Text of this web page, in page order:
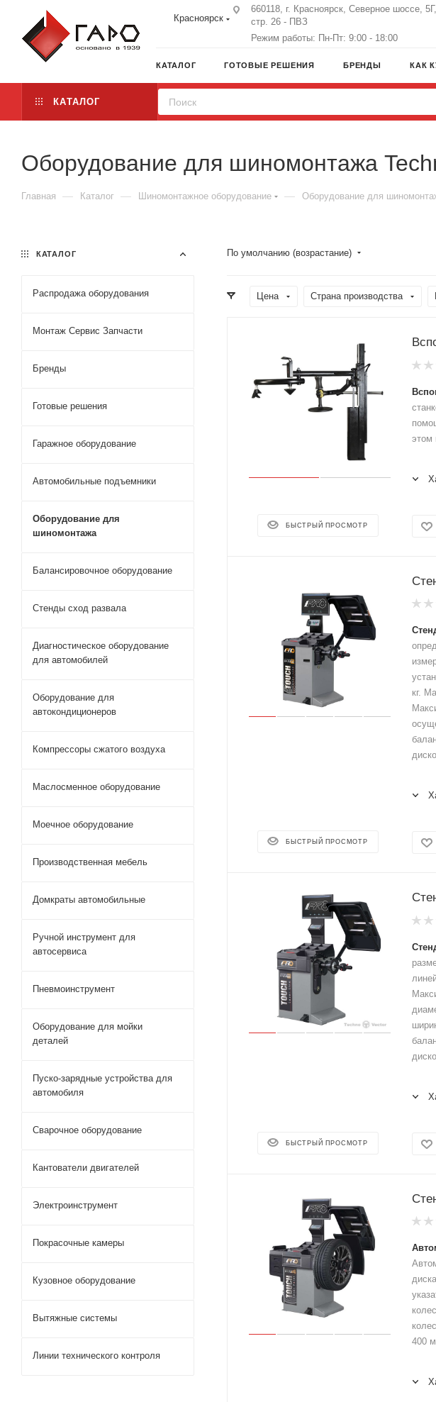
Красноярск
660118, г. Красноярск, Северное шоссе, 5Г,
стр. 26 - ПВЗ
Режим работы: Пн-Пт: 9:00 - 18:00
КАТАЛОГ ГОТОВЫЕ РЕШЕНИЯ БРЕНДЫ КАК
КАТАЛОГ
Оборудование для шиномонтажа
Главная — Каталог — Шиномонтажное оборудование — Оборудование для
По умолчанию (возрастание)
Цена Страна производства
БЫСТРЫЙ ПРОСМОТР
этом
БЫСТРЫЙ ПРОСМОТР
кг.
БЫСТРЫЙ ПРОСМОТР
400
КАТАЛОГ
Распродажа оборудования
Монтаж Сервис Запчасти
Бренды
Готовые решения
Гаражное оборудование
Автомобильные подъемники
Оборудование для
шиномонтажа
Балансировочное оборудование
Стенды сход развала
Диагностическое оборудование
для автомобилей
Оборудование для
автокондиционеров
Компрессоры сжатого воздуха
Маслосменное оборудование
Моечное оборудование
Производственная мебель
Домкраты автомобильные
Ручной инструмент для
автосервиса
Пневмоинструмент
Оборудование для мойки
деталей
Пуско-зарядные устройства для
автомобиля
Сварочное оборудование
Кантователи двигателей
Электроинструмент
Покрасочные камеры
Кузовное оборудование
Вытяжные системы
Линии технического контроля